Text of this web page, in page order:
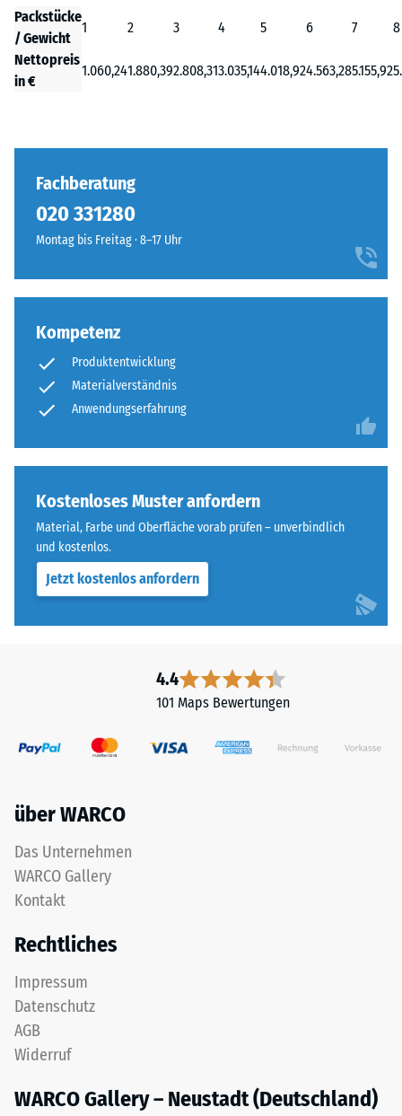
Packstücke
/ Gewicht
1 2 3 4 5 6 7
8
Nettopreis
in €
1.060,241.880,392.808,313.035,144.018,924.563,285.155,92
Fachberatung
020 331280
Montag bis Freitag · 8–17 Uhr
Kompetenz
Produktentwicklung
Materialverständnis
Anwendungserfahrung
Kostenloses Muster anfordern
Material, Farbe und Oberfläche vorab prüfen – unverbindlich
und kostenlos.
Jetzt kostenlos anfordern
4.4
101 Maps Bewertungen
über WARCO
Das Unternehmen
WARCO Gallery
Kontakt
Rechtliches
Impressum
Datenschutz
AGB
Widerruf
WARCO Gallery – Neustadt (Deutschland)